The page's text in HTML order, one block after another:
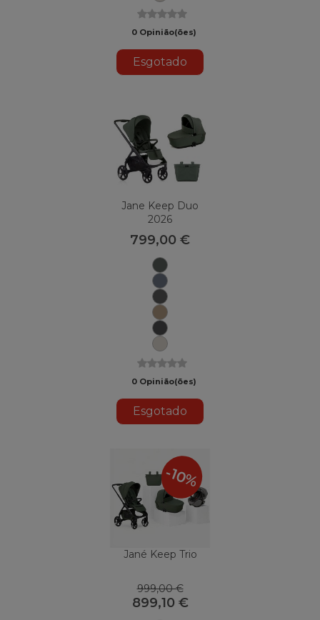
Sand
0 Opinião(ões)
Esgotado
Jane Keep Duo
2026
799,00 €
U78
Botânico
Selo
U79U82
Carvão
U85
Gergelim
Nuvem
U81U88
Sand
II
0 Opinião(ões)
Esgotado
Jané Keep Trio
999,00 €
899,10 €
-10%